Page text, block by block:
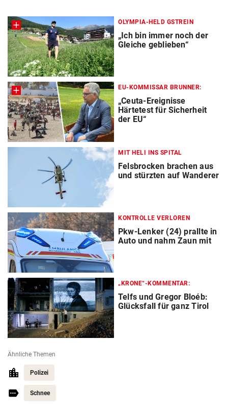
OLYMPIA-HELD GSTREIN
„Ich bin immer noch der
Gleiche geblieben“
EU-KOMMISSAR BRUNNER:
„Ceuta-Ereignisse
Härtetest für Sicherheit
der EU“
MIT HELI INS SPITAL
Felsbrocken brachen aus
und stürzten auf Wanderer
KONTROLLE VERLOREN
Pkw-Lenker (24) prallte in
Auto und nahm Zaun mit
„KRONE“-KOMMENTAR:
Telfs und Gregor Bloéb:
Glücksfall für ganz Tirol
Ähnliche Themen
Polizei
Schnee